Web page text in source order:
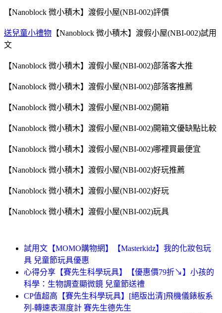
【Nanoblock 微小積木】渡假小屋(NBI-002)評價
送兒童小禮物 【Nanoblock 微小積木】渡假小屋(NBI-002)試用
文
【Nanoblock 微小積木】渡假小屋(NBI-002)部落客大推
【Nanoblock 微小積木】渡假小屋(NBI-002)部落客推薦
【Nanoblock 微小積木】渡假小屋(NBI-002)開箱
【Nanoblock 微小積木】渡假小屋(NBI-002)開箱文優缺點比較
【Nanoblock 微小積木】渡假小屋(NBI-002)哪裡買最便宜
【Nanoblock 微小積木】渡假小屋(NBI-002)好玩推薦
【Nanoblock 微小積木】渡假小屋(NBI-002)好玩
【Nanoblock 微小積木】渡假小屋(NBI-002)玩具
試用文【MOMO購物網】【Masterkidz】我的化妝包玩
具 兒童節玩具優惠
心得分享【賽先生科學玩具】【優惠價79折↘】小孩的
科學：生物調查顯微鏡 兒童節送禮
CP值超高【賽先生科學玩具】[絕版出清]飛機儀錶板系
列-轉速表濕度計 賽先生德先生